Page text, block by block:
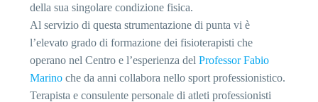
della sua singolare condizione fisica.
Al servizio di questa strumentazione di punta vi è
l’elevato grado di formazione dei fisioterapisti che
operano nel Centro e l’esperienza del Professor Fabio
Marino che da anni collabora nello sport professionistico.
Terapista e consulente personale di atleti professionisti